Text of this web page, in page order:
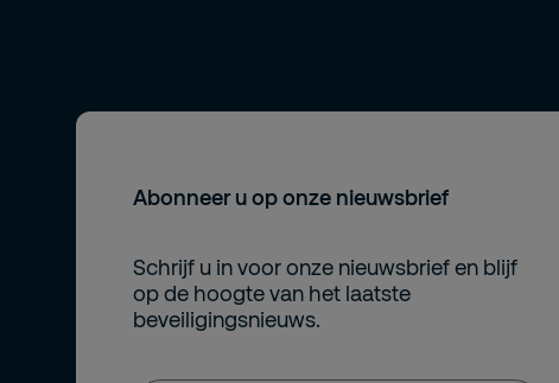
Abonneer u op onze nieuwsbrief
Schrijf u in voor onze nieuwsbrief en blijf
op de hoogte van het laatste
beveiligingsnieuws.